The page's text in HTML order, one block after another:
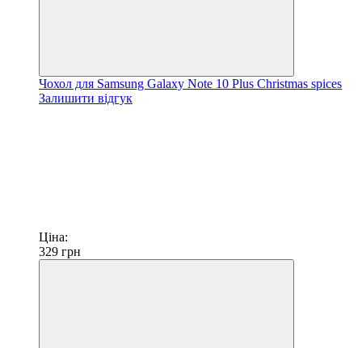
Чохол для Samsung Galaxy Note 10 Plus Christmas spices
Залишити відгук
Ціна:
329 грн